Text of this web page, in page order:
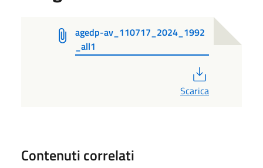
agedp-av_110717_2024_1992
_all1
Scarica
Contenuti correlati